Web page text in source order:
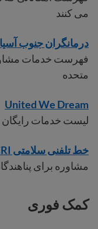
می کنند
درمانگران جنوب آسیا
فهرست خدمات
متحده
United We Dream
لیست خدمات رایگان
خط تلفنی سلامتی USCRI
مشاوره برای
کمک فوری